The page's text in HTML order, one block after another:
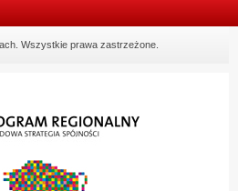
Wszystkie prawa zastrzeżone.